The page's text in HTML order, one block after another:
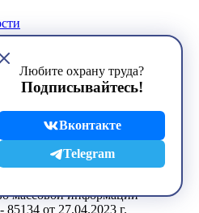
Любите охрану труда?
Подписывайтесь!
Вконтакте
Telegram
материалов сайта
с установленными
использование материалов
изданиях допускается
заключенных в письменной
сервисов сайта возможно
Пользовательским
массовой информации
от 27.04.2023 г.